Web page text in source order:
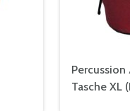
Tasche XL